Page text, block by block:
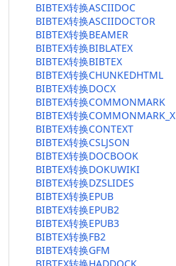
BIBTEX转换ASCIIDOC
BIBTEX转换ASCIIDOCTOR
BIBTEX转换BEAMER
BIBTEX转换BIBLATEX
BIBTEX转换BIBTEX
BIBTEX转换CHUNKEDHTML
BIBTEX转换DOCX
BIBTEX转换COMMONMARK
BIBTEX转换COMMONMARK_X
BIBTEX转换CONTEXT
BIBTEX转换CSLJSON
BIBTEX转换DOCBOOK
BIBTEX转换DOKUWIKI
BIBTEX转换DZSLIDES
BIBTEX转换EPUB
BIBTEX转换EPUB2
BIBTEX转换EPUB3
BIBTEX转换FB2
BIBTEX转换GFM